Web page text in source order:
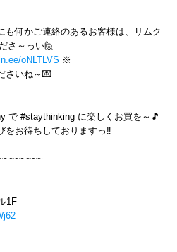
も何かご連絡のあるお客様は、リムク
さ～っい🙋
oNLTLVS ※
さいね～💌
で #staythinking に楽しくお買を～🎵
をお待ちしておりますっ‼️
1F